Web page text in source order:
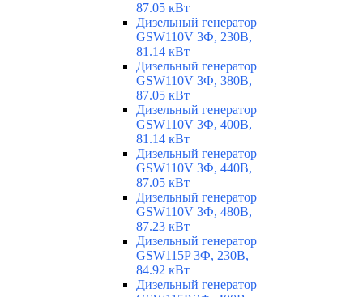
87.05 кВт
Дизельный генератор
GSW110V 3Ф, 230В,
81.14 кВт
Дизельный генератор
GSW110V 3Ф, 380В,
87.05 кВт
Дизельный генератор
GSW110V 3Ф, 400В,
81.14 кВт
Дизельный генератор
GSW110V 3Ф, 440В,
87.05 кВт
Дизельный генератор
GSW110V 3Ф, 480В,
87.23 кВт
Дизельный генератор
GSW115P 3Ф, 230В,
84.92 кВт
Дизельный генератор